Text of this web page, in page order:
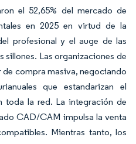
el 52,65% del mercado de
en 2025 en virtud de la
profesional y el auge de las
sillones. Las organizaciones de
compra masiva, negociando
que estandarizan el
toda la red. La integración de
CAD/CAM impulsa la venta
Mientras tanto, los